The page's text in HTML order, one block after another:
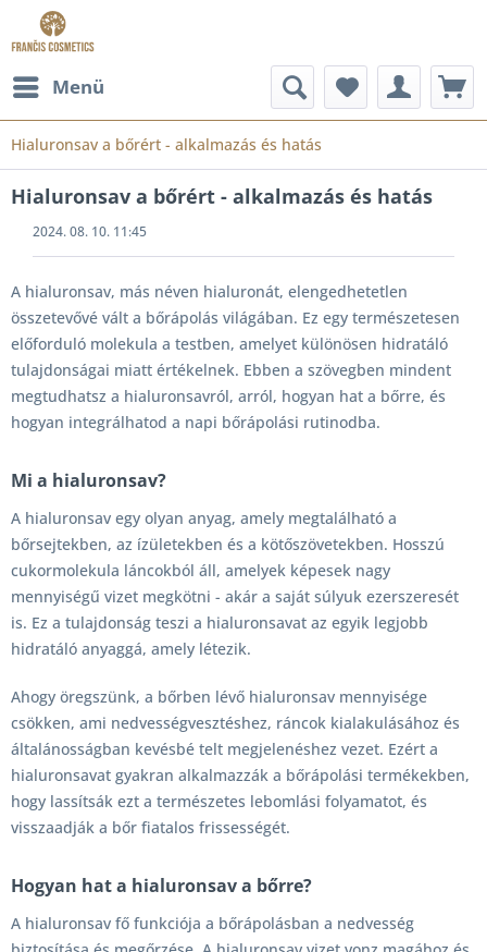
Menü
Hialuronsav a bőrért - alkalmazás és hatás
Hialuronsav a bőrért - alkalmazás és hatás
2024. 08. 10. 11:45
A hialuronsav, más néven hialuronát, elengedhetetlen
összetevővé vált a bőrápolás világában. Ez egy természetesen
előforduló molekula a testben, amelyet különösen hidratáló
tulajdonságai miatt értékelnek. Ebben a szövegben mindent
megtudhatsz a hialuronsavról, arról, hogyan hat a bőrre, és
hogyan integrálhatod a napi bőrápolási rutinodba.
Mi a hialuronsav?
A hialuronsav egy olyan anyag, amely megtalálható a
bőrsejtekben, az ízületekben és a kötőszövetekben. Hosszú
cukormolekula láncokból áll, amelyek képesek nagy
mennyiségű vizet megkötni - akár a saját súlyuk ezerszeresét
is. Ez a tulajdonság teszi a hialuronsavat az egyik legjobb
hidratáló anyaggá, amely létezik.
Ahogy öregszünk, a bőrben lévő hialuronsav mennyisége
csökken, ami nedvességvesztéshez, ráncok kialakulásához és
általánosságban kevésbé telt megjelenéshez vezet. Ezért a
hialuronsavat gyakran alkalmazzák a bőrápolási termékekben,
hogy lassítsák ezt a természetes lebomlási folyamatot, és
visszaadják a bőr fiatalos frissességét.
Hogyan hat a hialuronsav a bőrre?
A hialuronsav fő funkciója a bőrápolásban a nedvesség